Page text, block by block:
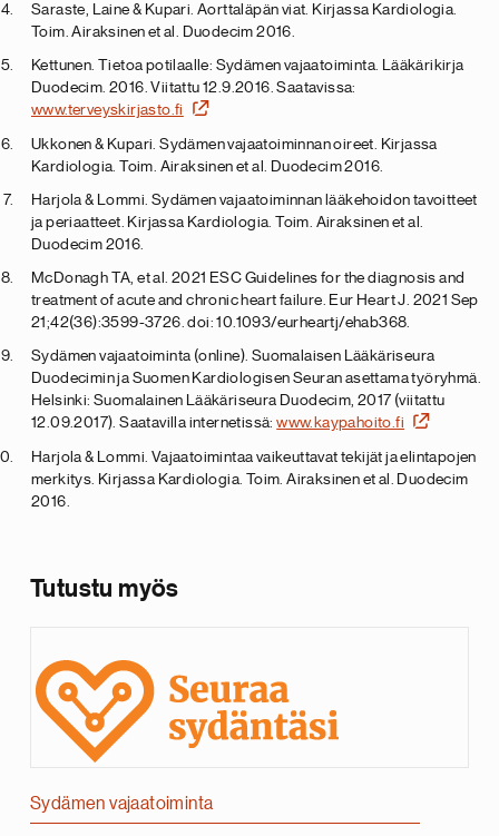
Saraste, Laine & Kupari. Aorttaläpän viat. Kirjassa Kardiologia.
Toim. Airaksinen et al. Duodecim 2016.
Kettunen. Tietoa potilaalle: Sydämen vajaatoiminta. Lääkärikirja
Duodecim. 2016. Viitattu 12.9.2016. Saatavissa:
www.terveyskirjasto.fi
Ukkonen & Kupari. Sydämen vajaatoiminnan oireet. Kirjassa
Kardiologia. Toim. Airaksinen et al. Duodecim 2016.
Harjola & Lommi. Sydämen vajaatoiminnan lääkehoidon tavoitteet
ja periaatteet. Kirjassa Kardiologia. Toim. Airaksinen et al.
Duodecim 2016.
McDonagh TA, et al. 2021 ESC Guidelines for the diagnosis and
treatment of acute and chronic heart failure. Eur Heart J. 2021 Sep
21;42(36):3599-3726. doi: 10.1093/eurheartj/ehab368.
Sydämen vajaatoiminta (online). Suomalaisen Lääkäriseura
Duodecimin ja Suomen Kardiologisen Seuran asettama työryhmä.
Helsinki: Suomalainen Lääkäriseura Duodecim, 2017 (viitattu
12.09.2017). Saatavilla internetissä:www.kaypahoito.fi
Harjola & Lommi. Vajaatoimintaa vaikeuttavat tekijät ja elintapojen
merkitys. Kirjassa Kardiologia. Toim. Airaksinen et al. Duodecim
2016.
Tutustu myös
Sydämen vajaatoiminta